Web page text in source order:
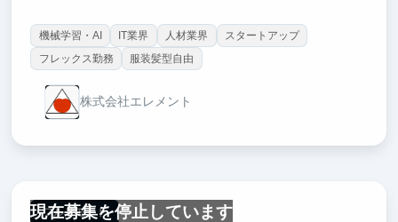
機械学習・AI IT業界 人材業界
スタートアップ
フレックス勤務
服装髪型自由
株式会社エレメント
現在募集を停止しています
フルリモート